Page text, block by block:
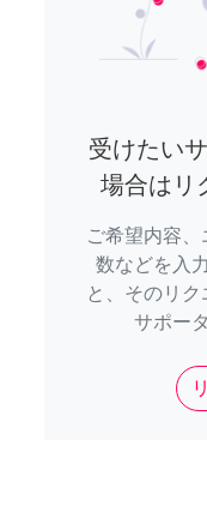
受けたい
場合はリ
ご希望内容
数などを入
と、そのリ
サポー